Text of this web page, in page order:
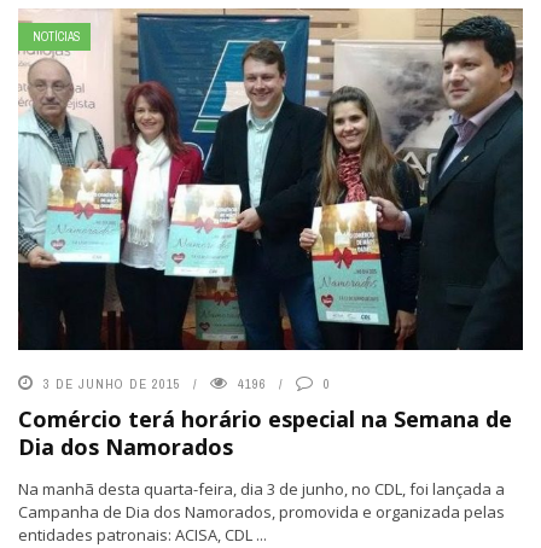
NOTÍCIAS
3 DE JUNHO DE 2015 4196 0
Comércio terá horário especial na Semana de
Dia dos Namorados
Na manhã desta quarta-feira, dia 3 de junho, no CDL, foi lançada a
Campanha de Dia dos Namorados, promovida e organizada pelas
entidades patronais: ACISA, CDL ...